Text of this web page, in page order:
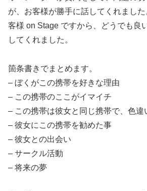
が、お客様が勝手に話してくれまし
客様 on Stage ですから、どうでも良
してくれました。
箇条書きでまとめます。
– ぼくがこの携帯を好きな理由
– この携帯のここがイマイチ
– この携帯は彼女と同じ携帯で、色違
– 彼女にこの携帯を勧めた事
– 彼女との出会い
– サークル活動
– 将来の夢